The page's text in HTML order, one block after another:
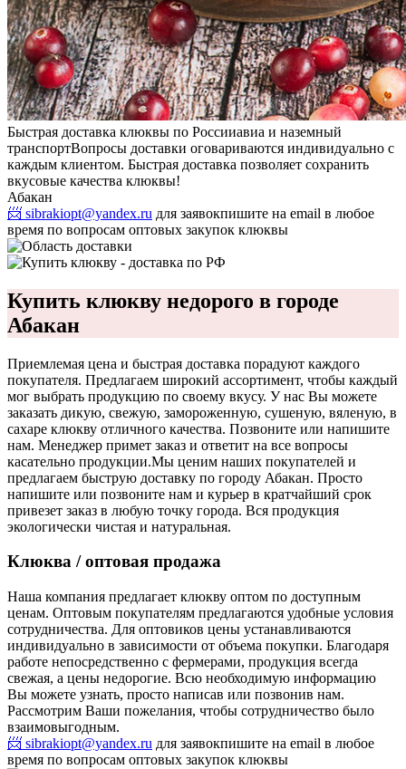
Быстрая доставка клюквы по Россииавиа и наземный
транспортВопросы доставки оговариваются индивидуально с
каждым клиентом. Быстрая доставка позволяет сохранить
вкусовые качества клюквы!
Абакан
📨 sibrakiopt@yandex.ru для заявокпишите на email в любое
время по вопросам оптовых закупок клюквы
Купить клюкву недорого в городе
Абакан
Приемлемая цена и быстрая доставка порадуют каждого
покупателя. Предлагаем широкий ассортимент, чтобы каждый
мог выбрать продукцию по своему вкусу. У нас Вы можете
заказать дикую, свежую, замороженную, сушеную, вяленую, в
сахаре клюкву отличного качества. Позвоните или напишите
нам. Менеджер примет заказ и ответит на все вопросы
касательно продукции.Мы ценим наших покупателей и
предлагаем быструю доставку по городу Абакан. Просто
напишите или позвоните нам и курьер в кратчайший срок
привезет заказ в любую точку города. Вся продукция
экологически чистая и натуральная.
Клюква / оптовая продажа
Наша компания предлагает клюкву оптом по доступным
ценам. Оптовым покупателям предлагаются удобные условия
сотрудничества. Для оптовиков цены устанавливаются
индивидуально в зависимости от объема покупки. Благодаря
работе непосредственно с фермерами, продукция всегда
свежая, а цены недорогие. Всю необходимую информацию
Вы можете узнать, просто написав или позвонив нам.
Рассмотрим Ваши пожелания, чтобы сотрудничество было
взаимовыгодным.
📨 sibrakiopt@yandex.ru для заявокпишите на email в любое
время по вопросам оптовых закупок клюквы